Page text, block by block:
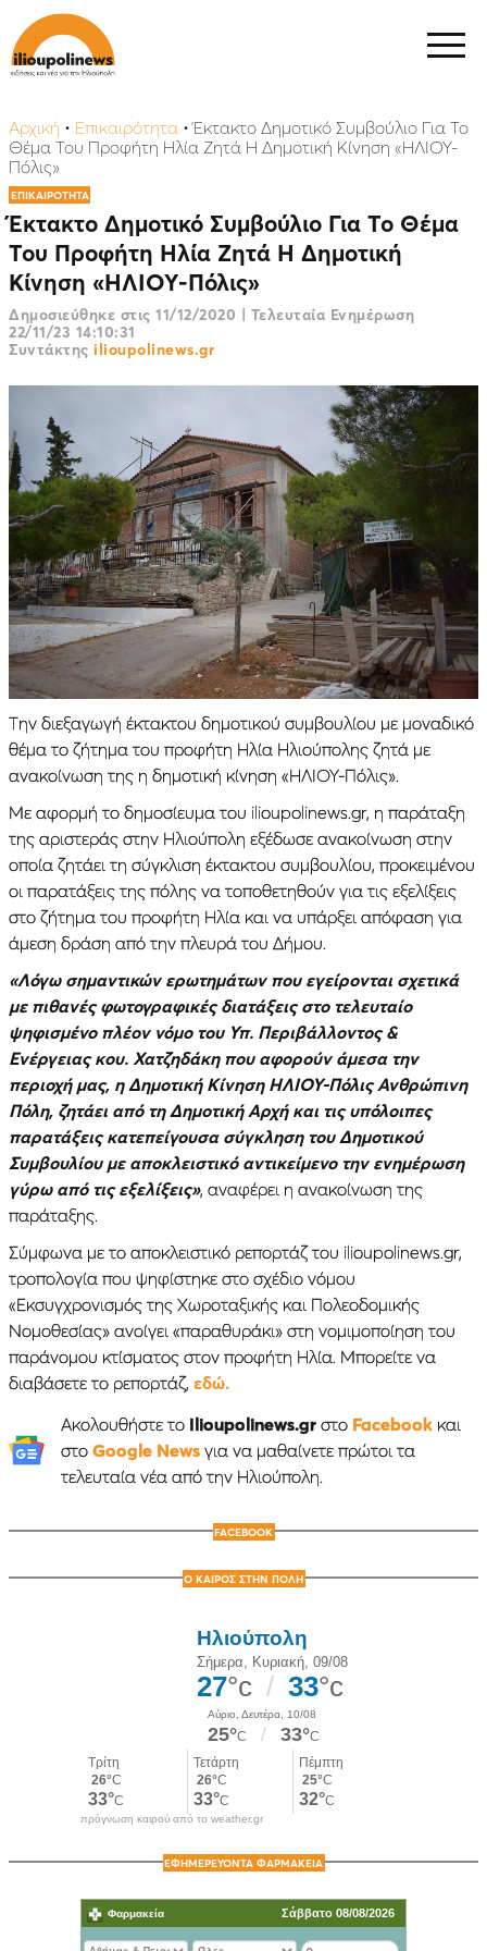
Αρχική • Επικαιρότητα •Έκτακτο Δημοτικό Συμβούλιο Για Το
Θέμα Του Προφήτη Ηλία Ζητά Η Δημοτική Κίνηση «ΗΛΙΟΥ-
Πόλις»
ΕΠΙΚΑΙΡΟΤΗΤΑ
Έκτακτο Δημοτικό Συμβούλιο Για Το Θέμα
Του Προφήτη Ηλία Ζητά Η Δημοτική
Κίνηση «ΗΛΙΟΥ-Πόλις»
Δημοσιεύθηκε στις 11/12/2020 | Τελευταία Ενημέρωση
22/11/23 14:10:31
Συντάκτης ilioupolinews.gr
Την διεξαγωγή έκτακτου δημοτικού συμβουλίου με μοναδικό
θέμα το ζήτημα του προφήτη Ηλία Ηλιούπολης ζητά με
ανακοίνωση της η δημοτική κίνηση «ΗΛΙΟΥ-Πόλις».
Με αφορμή το δημοσίευμα του ilioupolinews.gr, η παράταξη
της αριστεράς στην Ηλιούπολη εξέδωσε ανακοίνωση στην
οποία ζητάει τη σύγκλιση έκτακτου συμβουλίου, προκειμένου
οι παρατάξεις της πόλης να τοποθετηθούν για τις εξελίξεις
στο ζήτημα του προφήτη Ηλία και να υπάρξει απόφαση για
άμεση δράση από την πλευρά του Δήμου.
«Λόγω σημαντικών ερωτημάτων που εγείρονται σχετικά
με πιθανές φωτογραφικές διατάξεις στο τελευταίο
ψηφισμένο πλέον νόμο του Υπ. Περιβάλλοντος &
Ενέργειας κου. Χατζηδάκη που αφορούν άμεσα την
περιοχή μας, η Δημοτική Κίνηση ΗΛΙΟΥ-Πόλις Ανθρώπινη
Πόλη, ζητάει από τη Δημοτική Αρχή και τις υπόλοιπες
παρατάξεις κατεπείγουσα σύγκληση του Δημοτικού
Συμβουλίου με αποκλειστικό αντικείμενο την ενημέρωση
γύρω από τις εξελίξεις», αναφέρει η ανακοίνωση της
παράταξης.
Σύμφωνα με το αποκλειστικό ρεπορτάζ του ilioupolinews.gr,
τροπολογία που ψηφίστηκε στο σχέδιο νόμου
«Εκσυγχρονισμός της Χωροταξικής και Πολεοδομικής
Νομοθεσίας» ανοίγει «παραθυράκι» στη νομιμοποίηση του
παράνομου κτίσματος στον προφήτη Ηλία. Μπορείτε να
διαβάσετε το ρεπορτάζ, εδώ.
Ακολουθήστε το Ilioupolinews.grστο Facebookκαι
στο Google Newsγια να μαθαίνετε πρώτοι τα
τελευταία νέα από την Ηλιούπολη.
FACEBOOK
Ο ΚΑΙΡΟΣ ΣΤΗΝ ΠΟΛΗ
πρόγνωση καιρού από το weather.gr
ΕΦΗΜΕΡΕΥΟΝΤΑ ΦΑΡΜΑΚΕΙΑ